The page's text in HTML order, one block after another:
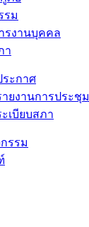
รม
รงานบุคคล
า
ระกาศ
ายงานการประชุม
ะเบียบสภา
รรม